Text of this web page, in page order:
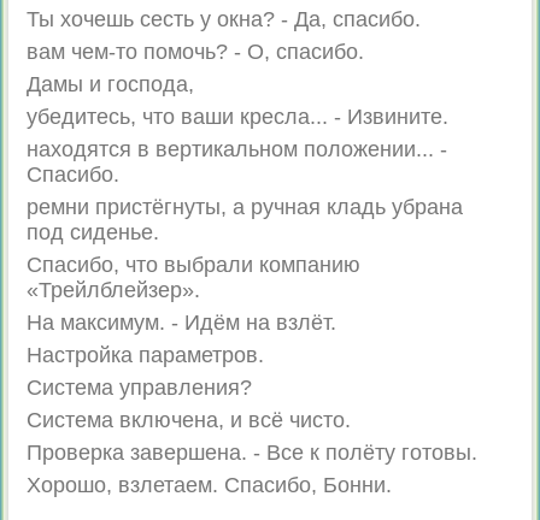
Ты хочешь сесть у окна? - Да, спасибо.
вам чем-то помочь? - О, спасибо.
Дамы и господа,
убедитесь, что ваши кресла... - Извините.
находятся в вертикальном положении... -
Спасибо.
ремни пристёгнуты, а ручная кладь убрана
под сиденье.
Спасибо, что выбрали компанию
«Трейлблейзер».
На максимум. - Идём на взлёт.
Настройка параметров.
Система управления?
Система включена, и всё чисто.
Проверка завершена. - Все к полёту готовы.
Хорошо, взлетаем. Спасибо, Бонни.